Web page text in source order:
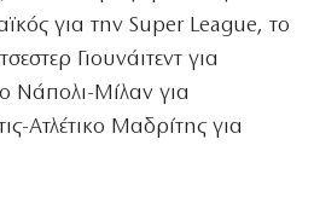
για την Super League, το
Γιουνάιτεντ για
Νάπολι-Μίλαν για
Ατλέτικο Μαδρίτης για